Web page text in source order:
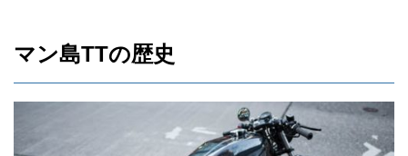
マン島TTの歴史